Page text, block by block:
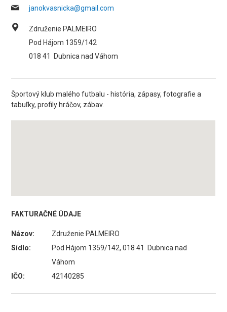
janokvasnicka@gmail.com
Združenie PALMEIRO
Pod Hájom 1359/142
018 41
Dubnica nad Váhom
Športový klub malého futbalu - história, zápasy, fotografie a
tabuľky, profily hráčov, zábav.
FAKTURAČNÉ ÚDAJE
Názov:
Združenie PALMEIRO
Sídlo:
Pod Hájom 1359/142, 018 41 Dubnica nad
Váhom
IČO:
42140285